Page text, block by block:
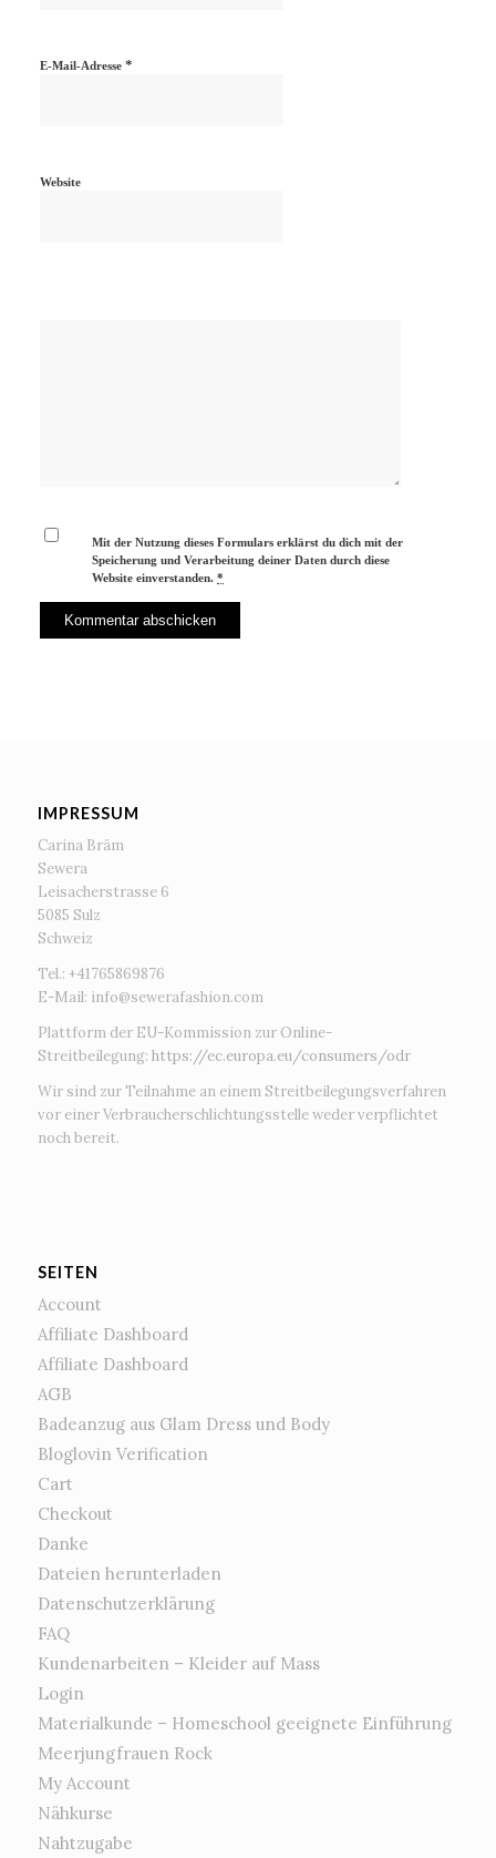
E-Mail-Adresse *
Website
Mit der Nutzung dieses Formulars erklärst du dich mit der
Speicherung und Verarbeitung deiner Daten durch diese
Website einverstanden.*
IMPRESSUM
Carina Bräm
Sewera
Leisacherstrasse 6
5085 Sulz
Schweiz
Tel.: +41765869876
E-Mail: info@sewerafashion.com
Plattform der EU-Kommission zur Online-
Streitbeilegung: https://ec.europa.eu/consumers/odr
Wir sind zur Teilnahme an einem Streitbeilegungsverfahren
vor einer Verbraucherschlichtungsstelle weder verpflichtet
noch bereit.
SEITEN
Account
Affiliate Dashboard
Affiliate Dashboard
AGB
Badeanzug aus Glam Dress und Body
Bloglovin Verification
Cart
Checkout
Danke
Dateien herunterladen
Datenschutzerklärung
FAQ
Kundenarbeiten – Kleider auf Mass
Login
Materialkunde – Homeschool geeignete Einführung
Meerjungfrauen Rock
My Account
Nähkurse
Nahtzugabe